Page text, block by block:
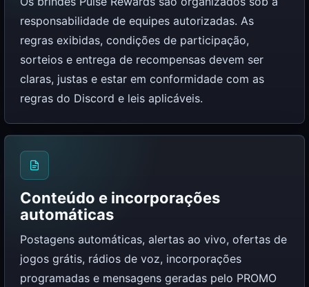
responsabilidade de equipes autorizadas. As
regras exibidas, condições de participação,
sorteios e entrega de recompensas devem ser
claras, justas e estar em conformidade com as
regras do Discord e leis aplicáveis.
Conteúdo e incorporações
automáticas
Postagens automáticas, alertas ao vivo, ofertas de
jogos grátis, rádios de voz, incorporações
programadas e mensagens geradas pelo PROMO